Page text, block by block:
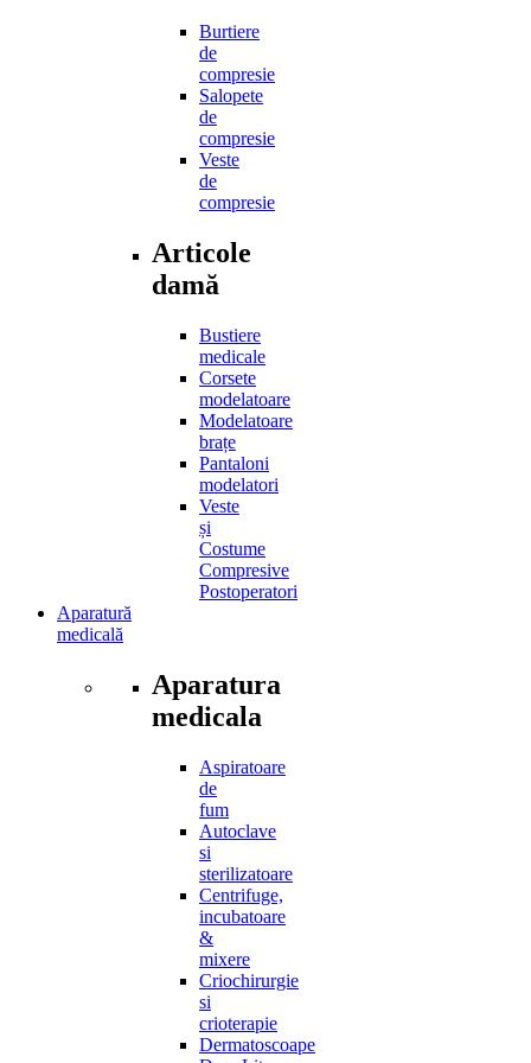
Burtiere
de
compresie
Salopete
de
compresie
Veste
de
compresie
Articole
damă
Bustiere
medicale
Corsete
modelatoare
Modelatoare
brațe
Pantaloni
modelatori
Veste
și
Costume
Compresive
Postoperatori
Aparatură
medicală
Aparatura
medicala
Aspiratoare
de
fum
Autoclave
si
sterilizatoare
Centrifuge,
incubatoare
&
mixere
Criochirurgie
si
crioterapie
Dermatoscoape